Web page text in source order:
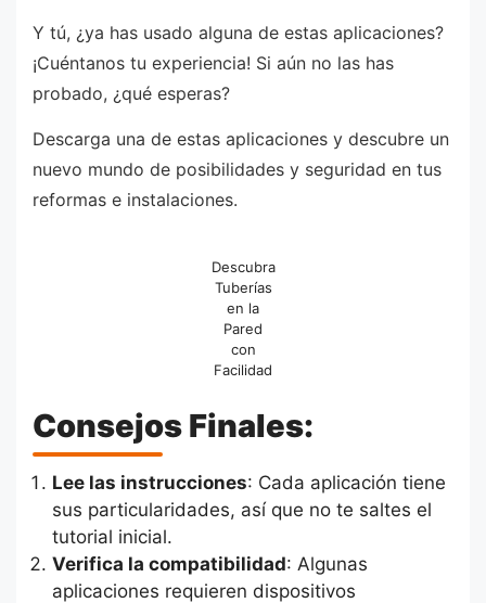
Y tú, ¿ya has usado alguna de estas aplicaciones?
¡Cuéntanos tu experiencia! Si aún no las has
probado, ¿qué esperas?
Descarga una de estas aplicaciones y descubre un
nuevo mundo de posibilidades y seguridad en tus
reformas e instalaciones.
Descubra
Tuberías
en la
Pared
con
Facilidad
Consejos Finales:
Lee las instrucciones: Cada aplicación tiene
sus particularidades, así que no te saltes el
tutorial inicial.
Verifica la compatibilidad: Algunas
aplicaciones requieren dispositivos